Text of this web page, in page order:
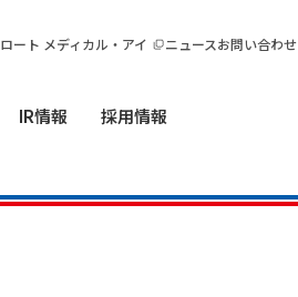
ロート メディカル・アイ ニュースお問い合わせ
IR情報 採用情報